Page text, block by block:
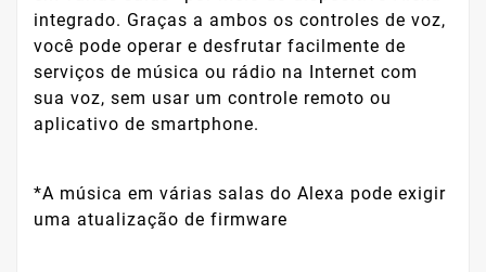
integrado. Graças a ambos os controles de voz,
você pode operar e desfrutar facilmente de
serviços de música ou rádio na Internet com
sua voz, sem usar um controle remoto ou
aplicativo de smartphone.
*A música em várias salas do Alexa pode exigir
uma atualização de firmware